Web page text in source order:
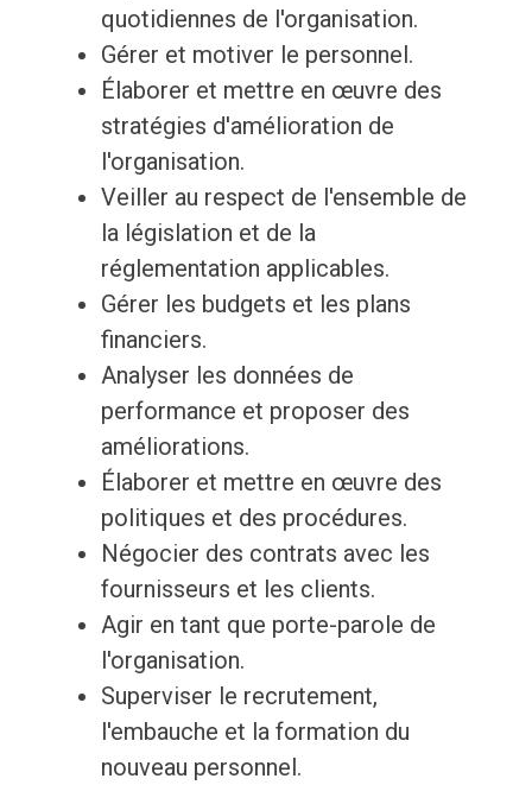
quotidiennes de l'organisation.
Gérer et motiver le personnel.
Élaborer et mettre en œuvre des
stratégies d'amélioration de
l'organisation.
Veiller au respect de l'ensemble de
la législation et de la
réglementation applicables.
Gérer les budgets et les plans
financiers.
Analyser les données de
performance et proposer des
améliorations.
Élaborer et mettre en œuvre des
politiques et des procédures.
Négocier des contrats avec les
fournisseurs et les clients.
Agir en tant que porte-parole de
l'organisation.
Superviser le recrutement,
l'embauche et la formation du
nouveau personnel.